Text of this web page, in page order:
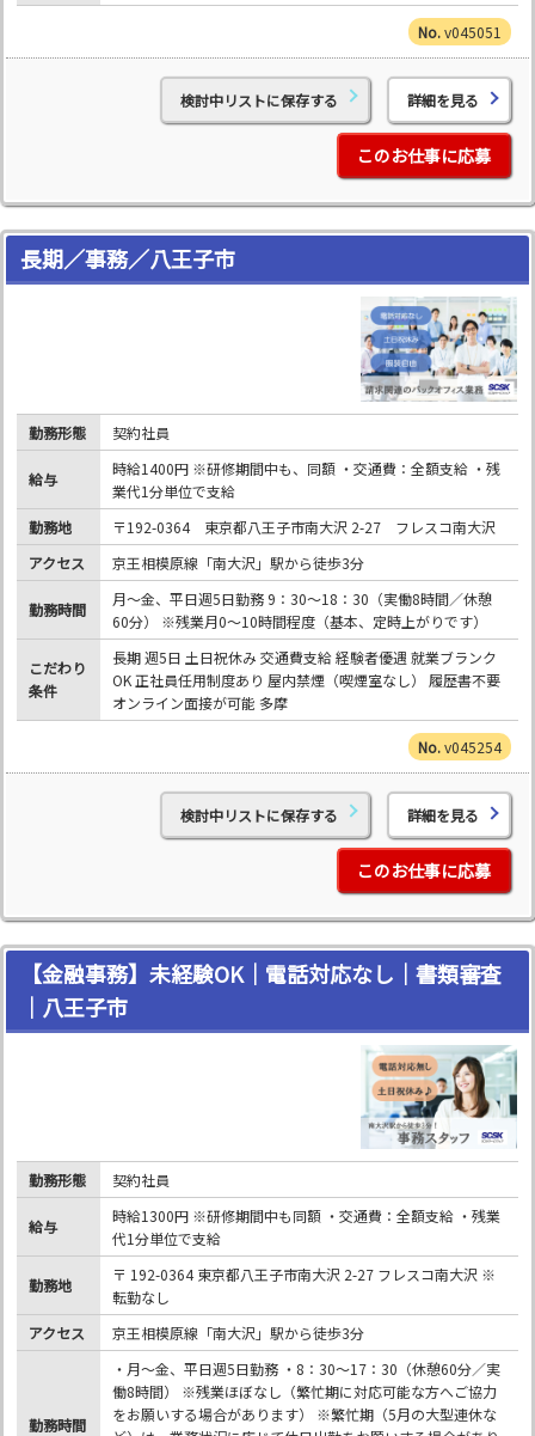
v045051
検討中リストに保存する 詳細を見る
このお仕事に応募
長期／事務／八王子市
勤務形態 契約社員
給与
時給1400円 ※研修期間中も、同額 ・交通費：全額支給 ・残
業代1分単位で支給
勤務地
〒192-0364 東京都八王子市南大沢 2-27 フレスコ南大沢
アクセス
京王相模原線「南大沢」駅から徒歩3分
勤務時間
月～金、平日週5日勤務 9：30～18：30（実働8時間／休憩
60分） ※残業月0～10時間程度（基本、定時上がりです）
こだわり
条件
長期 週5日 土日祝休み 交通費支給 経験者優遇 就業ブランク
OK 正社員任用制度あり 屋内禁煙（喫煙室なし） 履歴書不要
オンライン面接が可能 多摩
v045254
検討中リストに保存する 詳細を見る
このお仕事に応募
【金融事務】未経験OK｜電話対応なし｜書類審査
｜八王子市
勤務形態 契約社員
給与
時給1300円 ※研修期間中も同額 ・交通費：全額支給 ・残業
代1分単位で支給
勤務地
〒 192-0364 東京都八王子市南大沢 2-27 フレスコ南大沢 ※
転勤なし
アクセス
京王相模原線「南大沢」駅から徒歩3分
勤務時間
・月～金、平日週5日勤務 ・8：30～17：30（休憩60分／実
働8時間） ※残業ほぼなし（繁忙期に対応可能な方へご協力
をお願いする場合があります） ※繁忙期（5月の大型連休な